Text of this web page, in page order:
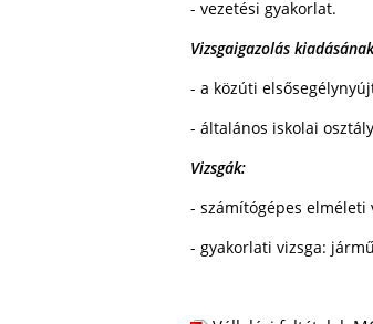
- vezetési gyakorlat.
Vizsgaigazolás
- a közúti
- általános iskolai
Vizsgák:
- számítógépes elméleti
- gyakorlati vizsga: